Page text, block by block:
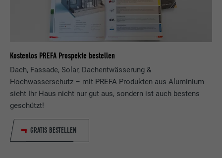
Kostenlos PREFA Prospekte bestellen
Dach, Fassade, Solar, Dachentwässerung &
Hochwasserschutz – mit PREFA Produkten aus Aluminium
sieht Ihr Haus nicht nur gut aus, sondern ist auch bestens
geschützt!
GRATIS BESTELLEN
wird, um statistische Daten dazu, wieder
Besucher die Website nutzt, zu generieren.
Anbieter Google Optimize
Laufzeit 90 Tage
Zweck
der Browser das Setzen von Cookies
ads.linkedin.com
Sitzung
Zweck
Speichert die vom Benutzer ausgewählte
Sprach version einer Webseite.
Name lang
Anbieter LinkedIn
Laufzeit Sitzung